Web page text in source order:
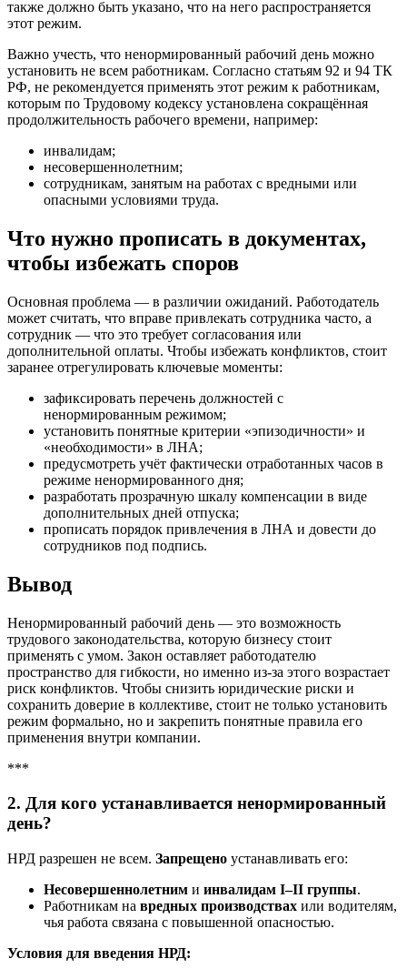
также должно быть указано, что на него распространяется
этот режим.
Важно учесть, что ненормированный рабочий день можно
установить не всем работникам. Согласно статьям 92 и 94 ТК
РФ, не рекомендуется применять этот режим к работникам,
которым по Трудовому кодексу установлена сокращённая
продолжительность рабочего времени, например:
инвалидам;
несовершеннолетним;
сотрудникам, занятым на работах с вредными или
опасными условиями труда.
Что нужно прописать в документах,
чтобы избежать споров
Основная проблема — в различии ожиданий. Работодатель
может считать, что вправе привлекать сотрудника часто, а
сотрудник — что это требует согласования или
дополнительной оплаты. Чтобы избежать конфликтов, стоит
заранее отрегулировать ключевые моменты:
зафиксировать перечень должностей с
ненормированным режимом;
установить понятные критерии «эпизодичности» и
«необходимости» в ЛНА;
предусмотреть учёт фактически отработанных часов в
режиме ненормированного дня;
разработать прозрачную шкалу компенсации в виде
дополнительных дней отпуска;
прописать порядок привлечения в ЛНА и довести до
сотрудников под подпись.
Вывод
Ненормированный рабочий день — это возможность
трудового законодательства, которую бизнесу стоит
применять с умом. Закон оставляет работодателю
пространство для гибкости, но именно из-за этого возрастает
риск конфликтов. Чтобы снизить юридические риски и
сохранить доверие в коллективе, стоит не только установить
режим формально, но и закрепить понятные правила его
применения внутри компании.
***
2. Для кого устанавливается ненормированный
день?
НРД разрешен не всем. Запрещено устанавливать его:
Несовершеннолетним и инвалидам I–II группы.
Работникам на вредных производствах или водителям,
чья работа связана с повышенной опасностью.
Условия для введения НРД: